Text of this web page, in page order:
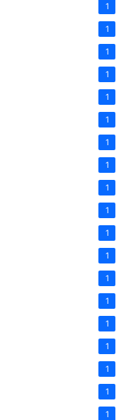
1
1
1
1
1
1
1
1
1
1
1
1
1
1
1
1
1
1
1